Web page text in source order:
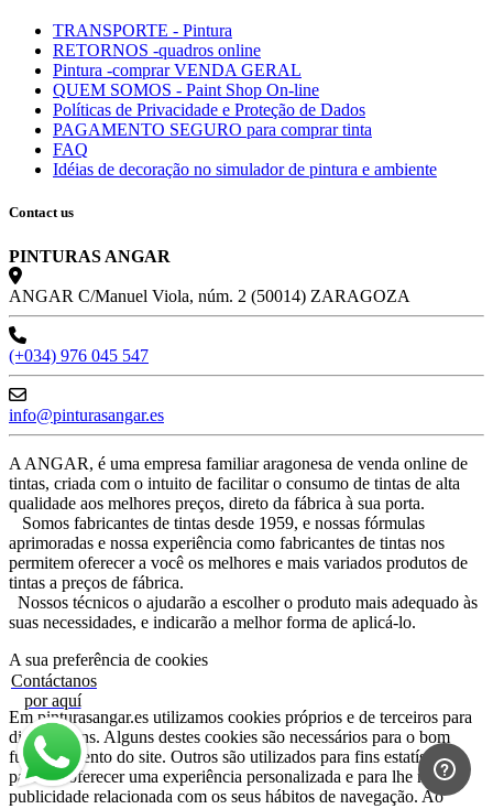
Contáctanos
por aquí
TRANSPORTE - Pintura
RETORNOS -quadros online
Pintura -comprar VENDA GERAL
QUEM SOMOS - Paint Shop On-line
Políticas de Privacidade e Proteção de Dados
PAGAMENTO SEGURO para comprar tinta
FAQ
Idéias de decoração no simulador de pintura e ambiente
Contact us
PINTURAS ANGAR
ANGAR C/Manuel Viola, núm. 2 (50014) ZARAGOZA
(+034) 976 045 547
info@pinturasangar.es
A ANGAR, é uma empresa familiar aragonesa de venda online de
tintas, criada com o intuito de facilitar o consumo de tintas de alta
qualidade aos melhores preços, direto da fábrica à sua porta.
Somos fabricantes de tintas desde 1959, e nossas fórmulas
aprimoradas e nossa experiência como fabricantes de tintas nos
permitem oferecer a você os melhores e mais variados produtos de
tintas a preços de fábrica.
Nossos técnicos o ajudarão a escolher o produto mais adequado às
suas necessidades, e indicarão a melhor forma de aplicá-lo.
A sua preferência de cookies
Em pinturasangar.es utilizamos cookies próprios e de terceiros para
diversos fins. Alguns destes cookies são necessários para o bom
funcionamento do site. Outros são utilizados para fins estatísticos,
para lhe oferecer uma experiência personalizada e para lhe mostrar
publicidade relacionada com os seus hábitos de navegação. Ao